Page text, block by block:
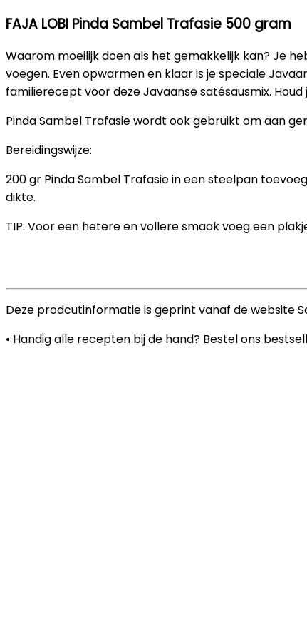
FAJA LOBI Pinda Sambel Trafasie 500 gram
Waarom moeilijk doen als het gemakkelijk kan? Je
voegen. Even opwarmen en klaar is je speciale
familierecept voor deze Javaanse satésausmix.
Pinda Sambel Trafasie wordt ook gebruikt om aan
Bereidingswijze:
200 gr Pinda Sambel Trafasie in een steelpan
dikte.
TIP: Voor een hetere en vollere smaak voeg een
Deze prodcutinformatie is geprint vanaf de website
• Handig alle recepten bij de hand? Bestel ons